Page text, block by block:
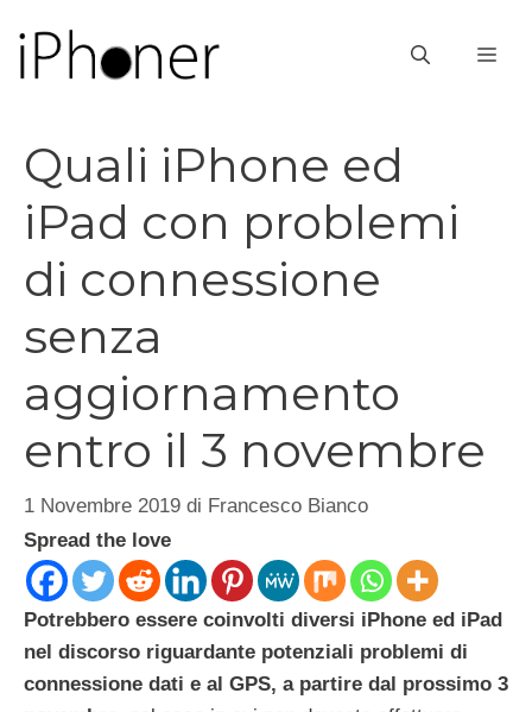
contenuto
Quali iPhone ed
iPad con problemi
di connessione
senza
aggiornamento
entro il 3 novembre
1 Novembre 2019 di Francesco Bianco
Spread the love
Potrebbero essere coinvolti diversi iPhone ed iPad
nel discorso riguardante potenziali problemi di
connessione dati e al GPS, a partire dal prossimo 3